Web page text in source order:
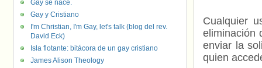
Cualquier
eliminación
enviar la
quien
Gay se nace.
Gay y Cristiano
I'm Christian, I'm Gay, let's talk (blog del rev.
David Eck)
Isla flotante: bitácora de un gay cristiano
James Alison Theology